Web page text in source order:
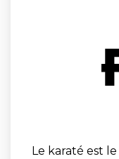
Le karaté est